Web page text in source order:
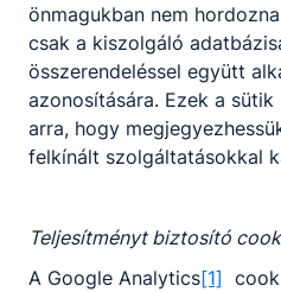
önmagukban nem
csak a kiszolgáló
összerendeléssel együtt
azonosítására. Ezek a
arra, hogy
felkínált szolgáltatásokkal
Teljesítményt biztosító
A Google Analytics[1]